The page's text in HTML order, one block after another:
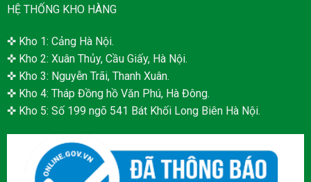
HỆ THỐNG KHO HÀNG
✜ Kho 1: Cảng Hà Nội.
✜ Kho 2: Xuân Thủy, Cầu Giấy, Hà Nội.
✜ Kho 3: Nguyễn Trãi, Thanh Xuân.
✜ Kho 4: Tháp Đồng hồ Văn Phú, Hà Đông.
✜ Kho 5: Số 199 ngõ 541 Bát Khối Long Biên Hà Nội.